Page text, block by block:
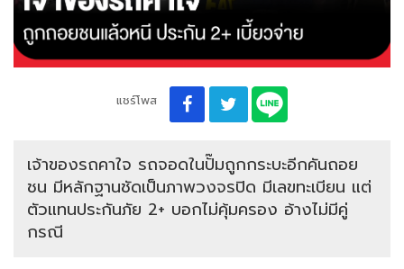
แชร์โพส
เจ้าของรถคาใจ รถจอดในปั๊มถูกกระบะอีกคันถอย
ชน มีหลักฐานชัดเป็นภาพวงจรปิด มีเลขทะเบียน แต่
ตัวแทนประกันภัย 2+ บอกไม่คุ้มครอง อ้างไม่มีคู่
กรณี